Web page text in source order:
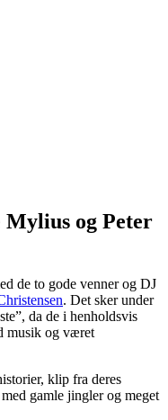
Mylius og Peter
de to gode venner og DJ
. Det sker under
da de i henholdsvis
musik og været
klip fra deres
gamle jingler og meget